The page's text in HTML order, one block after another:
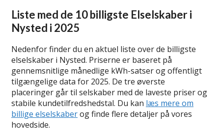
Liste med de 10 billigste Elselskaber i
Nysted i 2025
Nedenfor finder du en aktuel liste over de billigste
elselskaber i Nysted. Priserne er baseret på
gennemsnitlige månedlige kWh-satser og offentligt
tilgængelige data for 2025. De tre øverste
placeringer går til selskaber med de laveste priser og
stabile kundetilfredshedstal. Du kan læs mere om
billige elselskaberog finde flere detaljer på vores
hovedside.